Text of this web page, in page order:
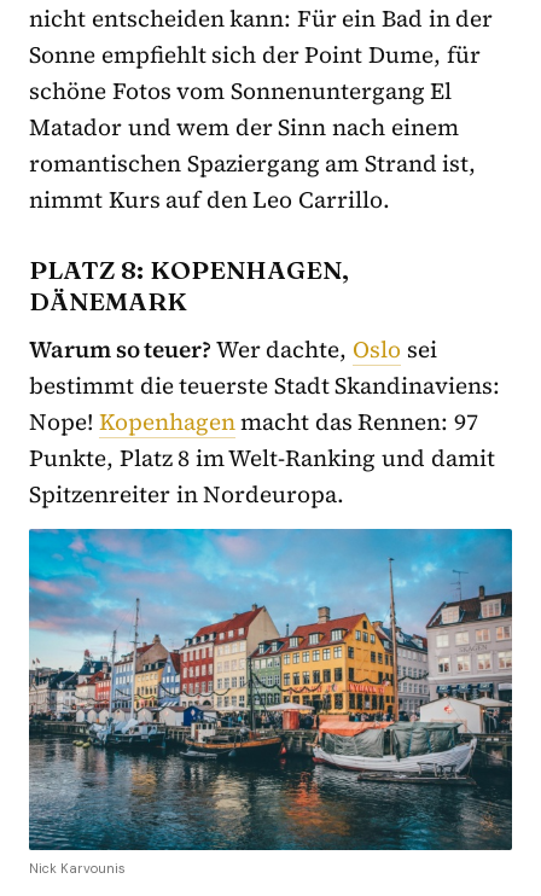
nicht entscheiden kann: Für ein Bad in der
Sonne empfiehlt sich der Point Dume, für
schöne Fotos vom Sonnenuntergang El
Matador und wem der Sinn nach einem
romantischen Spaziergang am Strand ist,
nimmt Kurs auf den Leo Carrillo.
PLATZ 8: KOPENHAGEN,
DÄNEMARK
Warum so teuer?Wer dachte, Oslo sei
bestimmt die teuerste Stadt Skandinaviens:
Nope! Kopenhagenmacht das Rennen: 97
Punkte, Platz 8 im Welt-Ranking und damit
Spitzenreiter in Nordeuropa.
Nick Karvounis